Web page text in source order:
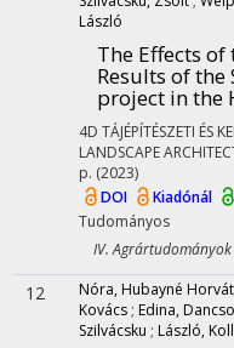
László
The Effects
Results of the
project in the
4D TÁJÉPÍTÉSZETI ÉS
LANDSCAPE
p. (2023)
DOI
Kiadónál
Tudományos
IV.
12 Nóra, Hubayné
Kovács ; Edina,
Szilvácsku ; László,